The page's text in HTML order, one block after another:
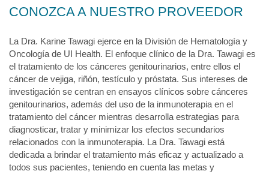
CONOZCA A NUESTRO PROVEEDOR
La Dra. Karine Tawagi ejerce en la División de Hematología y
Oncología de UI Health. El enfoque clínico de la Dra. Tawagi es
el tratamiento de los cánceres genitourinarios, entre ellos el
cáncer de vejiga, riñón, testículo y próstata. Sus intereses de
investigación se centran en ensayos clínicos sobre cánceres
genitourinarios, además del uso de la inmunoterapia en el
tratamiento del cáncer mientras desarrolla estrategias para
diagnosticar, tratar y minimizar los efectos secundarios
relacionados con la inmunoterapia. La Dra. Tawagi está
dedicada a brindar el tratamiento más eficaz y actualizado a
todos sus pacientes, teniendo en cuenta las metas y